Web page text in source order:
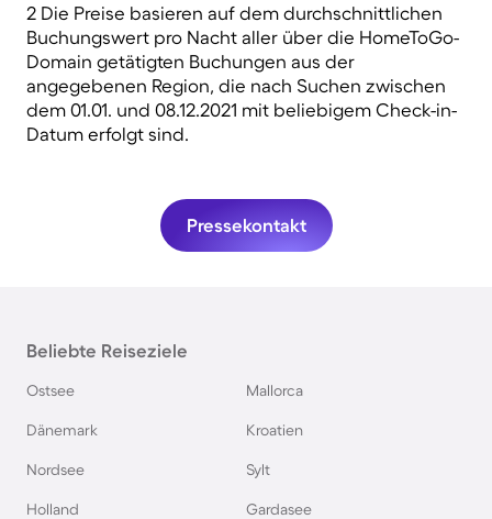
2 Die Preise basieren auf dem durchschnittlichen
Buchungswert pro Nacht aller über die HomeToGo-
Domain getätigten Buchungen aus der
angegebenen Region, die nach Suchen zwischen
dem 01.01. und 08.12.2021 mit beliebigem Check-in-
Datum erfolgt sind.
Pressekontakt
Beliebte Reiseziele
Ostsee Mallorca
Dänemark Kroatien
Nordsee Sylt
Holland Gardasee